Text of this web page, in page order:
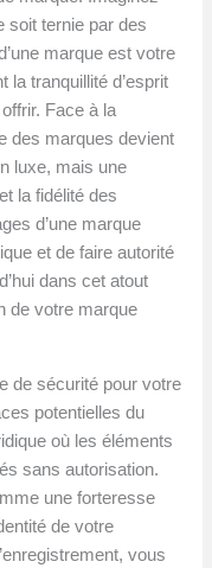
soit ternie par des
marque est votre
la tranquillité d’esprit
Face à la
des marques devient
luxe, mais une
la fidélité des
d’une marque
et de faire autorité
dans cet atout
de votre marque
de sécurité pour votre
potentielles du
où les éléments
sans autorisation.
une forteresse
de votre
vous